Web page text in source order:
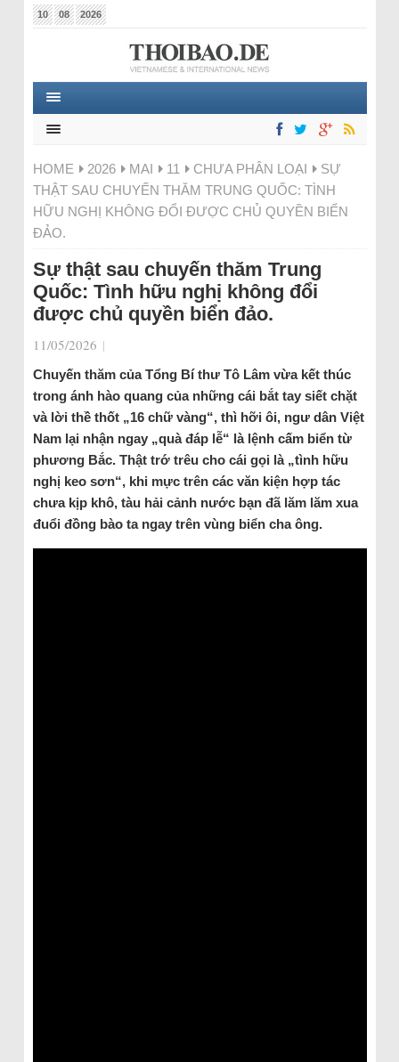
10 08 2026
HOME 2026 MAI 11 CHƯA PHÂN LOẠI
SỰ
THẬT SAU CHUYẾN THĂM TRUNG QUỐC: TÌNH
HỮU NGHỊ KHÔNG ĐỔI ĐƯỢC CHỦ QUYỀN BIỂN
ĐẢO.
Sự thật sau chuyến thăm Trung
Quốc: Tình hữu nghị không đổi
được chủ quyền biển đảo.
11/05/2026 |
Chuyến thăm của Tổng Bí thư Tô Lâm vừa kết thúc
trong ánh hào quang của những cái bắt tay siết chặt
và lời thề thốt „16 chữ vàng“, thì hỡi ôi, ngư dân Việt
Nam lại nhận ngay „quà đáp lễ“ là lệnh cấm biển từ
phương Bắc. Thật trớ trêu cho cái gọi là „tình hữu
nghị keo sơn“, khi mực trên các văn kiện hợp tác
chưa kịp khô, tàu hải cảnh nước bạn đã lăm lăm xua
đuổi đồng bào ta ngay trên vùng biển cha ông.